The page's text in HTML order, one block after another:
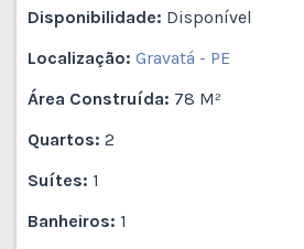
Disponibilidade: Disponível
Localização: Gravatá - PE
Área Construída:
78 M²
Quartos: 2
Suítes: 1
Banheiros: 1